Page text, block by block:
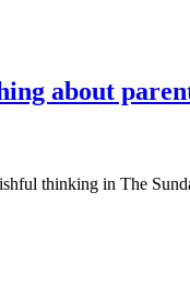
about
thinking in The